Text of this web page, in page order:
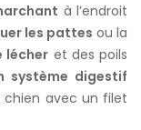
à l’endroit
les pattes ou la
lécher et des poils
système digestif
avec un filet